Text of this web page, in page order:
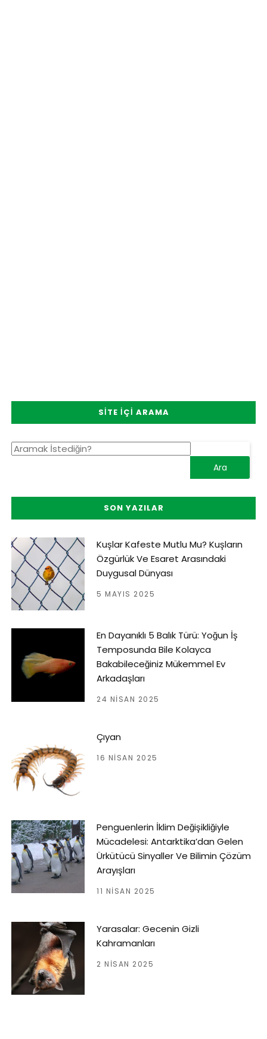
SITE İÇI ARAMA
SON YAZILAR
Kuşlar Kafeste Mutlu Mu? Kuşların
Özgürlük Ve Esaret Arasındaki
Duygusal Dünyası
5 MAYIS 2025
En Dayanıklı 5 Balık Türü: Yoğun İş
Temposunda Bile Kolayca
Bakabileceğiniz Mükemmel Ev
Arkadaşları
24 NISAN 2025
Çıyan
16 NISAN 2025
Penguenlerin İklim Değişikliğiyle
Mücadelesi: Antarktika’dan Gelen
Ürkütücü Sinyaller Ve Bilimin Çözüm
Arayışları
11 NISAN 2025
Yarasalar: Gecenin Gizli
Kahramanları
2 NISAN 2025